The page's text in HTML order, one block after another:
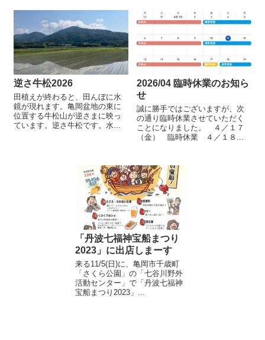
逆さ牛松2026
田植えが終わると、田んぼに水
鏡が現れます。亀岡盆地の東に
位置する牛松山が逆さまに映っ
ています。逆さ牛松です。水...
2026/04 臨時休業のお知ら
せ
誠に勝手ではございますが、次
の通り臨時休業させていただく
ことになりました。 ４／１７
（金） 臨時休業 ４／１８...
「丹波七福神宝船まつり
2023」に出店しまーす
来る11/5(日)に、亀岡市千歳町
「さくら公園」の「七谷川野外
活動センター」で「丹波七福神
宝船まつり2023」...